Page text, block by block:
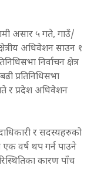
असार ५ गते, गाउँ/
अधिवेशन साउन १
निर्वाचन क्षेत्र
प्रतिनिधिसभा
र प्रदेश अधिवेशन
र सदस्यहरुको
एक वर्ष थप गर्न पाउने
कारण पाँच